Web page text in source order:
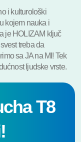
i kulturološki
kojem nauka i
je HOLIZAM ključ
treba da
sa JA na MI! Tek
ljudske vrste.
T8